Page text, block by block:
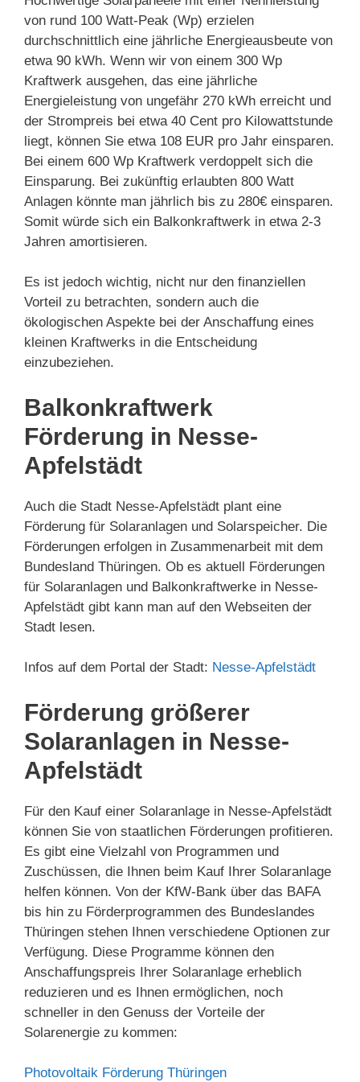
von rund 100 Watt-Peak (Wp) erzielen
durchschnittlich eine jährliche Energieausbeute von
etwa 90 kWh. Wenn wir von einem 300 Wp
Kraftwerk ausgehen, das eine jährliche
Energieleistung von ungefähr 270 kWh erreicht und
der Strompreis bei etwa 40 Cent pro Kilowattstunde
liegt, können Sie etwa 108 EUR pro Jahr einsparen.
Bei einem 600 Wp Kraftwerk verdoppelt sich die
Einsparung. Bei zukünftig erlaubten 800 Watt
Anlagen könnte man jährlich bis zu 280€ einsparen.
Somit würde sich ein Balkonkraftwerk in etwa 2-3
Jahren amortisieren.
Es ist jedoch wichtig, nicht nur den finanziellen
Vorteil zu betrachten, sondern auch die
ökologischen Aspekte bei der Anschaffung eines
kleinen Kraftwerks in die Entscheidung
einzubeziehen.
Balkonkraftwerk
Förderung in Nesse-
Apfelstädt
Auch die Stadt Nesse-Apfelstädt plant eine
Förderung für Solaranlagen und Solarspeicher. Die
Förderungen erfolgen in Zusammenarbeit mit dem
Bundesland Thüringen. Ob es aktuell Förderungen
für Solaranlagen und Balkonkraftwerke in Nesse-
Apfelstädt gibt kann man auf den Webseiten der
Stadt lesen.
Infos auf dem Portal der Stadt: Nesse-Apfelstädt
Förderung größerer
Solaranlagen in Nesse-
Apfelstädt
Für den Kauf einer Solaranlage in Nesse-Apfelstädt
können Sie von staatlichen Förderungen profitieren.
Es gibt eine Vielzahl von Programmen und
Zuschüssen, die Ihnen beim Kauf Ihrer Solaranlage
helfen können. Von der KfW-Bank über das BAFA
bis hin zu Förderprogrammen des Bundeslandes
Thüringen stehen Ihnen verschiedene Optionen zur
Verfügung. Diese Programme können den
Anschaffungspreis Ihrer Solaranlage erheblich
reduzieren und es Ihnen ermöglichen, noch
schneller in den Genuss der Vorteile der
Solarenergie zu kommen:
Photovoltaik Förderung Thüringen